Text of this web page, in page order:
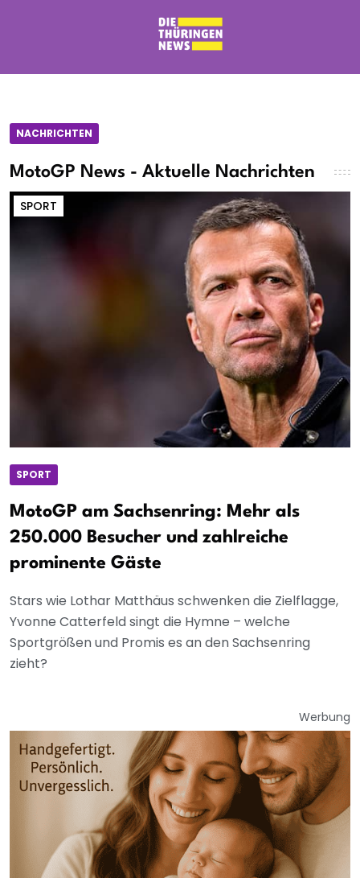
NACHRICHTEN
MotoGP News - Aktuelle Nachrichten
SPORT
SPORT
MotoGP am Sachsenring: Mehr als
250.000 Besucher und zahlreiche
prominente Gäste
Stars wie Lothar Matthäus schwenken die Zielflagge,
Yvonne Catterfeld singt die Hymne – welche
Sportgrößen und Promis es an den Sachsenring
zieht?
Werbung